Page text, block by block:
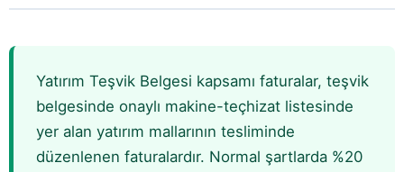
Yatırım Teşvik Belgesi kapsamı faturalar, teşvik
belgesinde onaylı makine-teçhizat listesinde
yer alan yatırım mallarının tesliminde
düzenlenen faturalardır. Normal şartlarda %20